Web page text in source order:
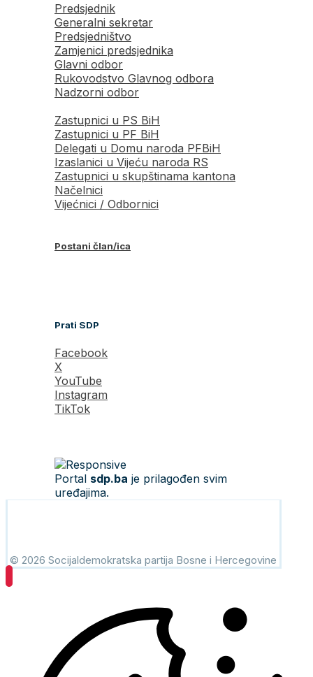
Predsjednik
Generalni sekretar
Predsjedništvo
Zamjenici predsjednika
Glavni odbor
Rukovodstvo Glavnog odbora
Nadzorni odbor
Zastupnici u PS BiH
Zastupnici u PF BiH
Delegati u Domu naroda PFBiH
Izaslanici u Vijeću naroda RS
Zastupnici u skupštinama kantona
Načelnici
Vijećnici / Odbornici
Postani član/ica
Prati SDP
Facebook
X
YouTube
Instagram
TikTok
Portal sdp.ba je prilagođen svim
uređajima.
© 2026 Socijaldemokratska partija Bosne i Hercegovine